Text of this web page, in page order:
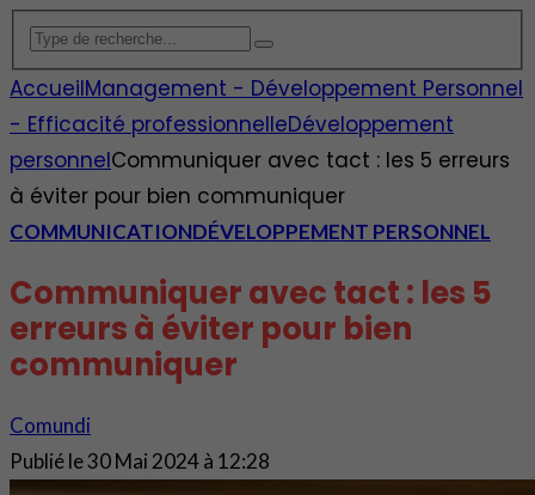
AccueilManagement - Développement Personnel
- Efficacité professionnelleDéveloppement
personnelCommuniquer avec tact : les 5 erreurs
à éviter pour bien communiquer
COMMUNICATIONDÉVELOPPEMENT PERSONNEL
Communiquer avec tact : les 5
erreurs à éviter pour bien
communiquer
Comundi
Publié le30 Mai 2024 à 12:28